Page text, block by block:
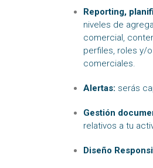
Reporting,
niveles de
comercial,
perfiles, roles y/
comerciales.
Alertas: serás
Gestión
relativos a tu
Diseño